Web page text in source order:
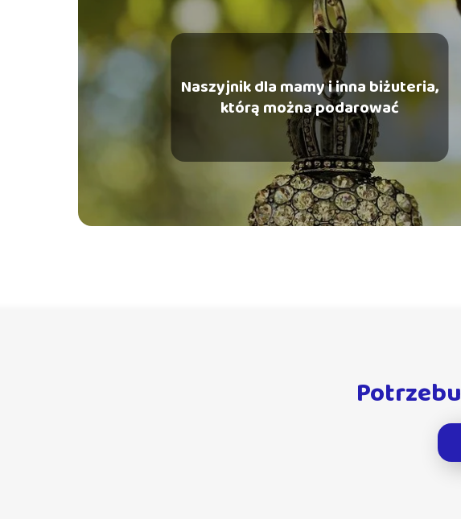
Naszyjnik dla mamy i inna biżuteria,
którą można podarować